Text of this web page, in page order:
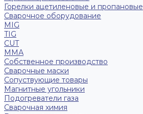
Горелки ацетиленовые и пропановые
Сварочное оборудование
MIG
TIG
CUT
ММА
Собственное производство
Сварочные маски
Сопуствующие товары
Магнитные угольники
Подогреватели газа
Сварочная химия